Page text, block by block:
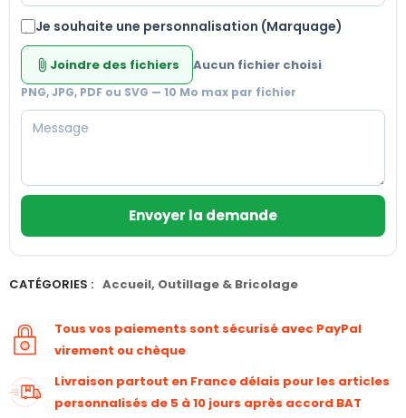
Je souhaite une personnalisation (Marquage)
attach_file Joindre des fichiers Aucun fichier choisi
PNG, JPG, PDF ou SVG — 10 Mo max par fichier
Envoyer la demande
CATÉGORIES : Accueil, Outillage & Bricolage
Tous vos paiements sont sécurisé avec PayPal
virement ou chèque
Livraison partout en France délais pour les articles
personnalisés de 5 à 10 jours après accord BAT